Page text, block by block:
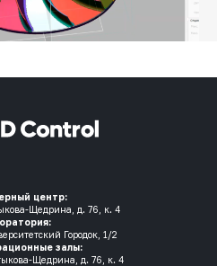
центр:
Щедрина, д. 76, к. 4
Городок, 1/2
залы:
Щедрина, д. 76, к. 4